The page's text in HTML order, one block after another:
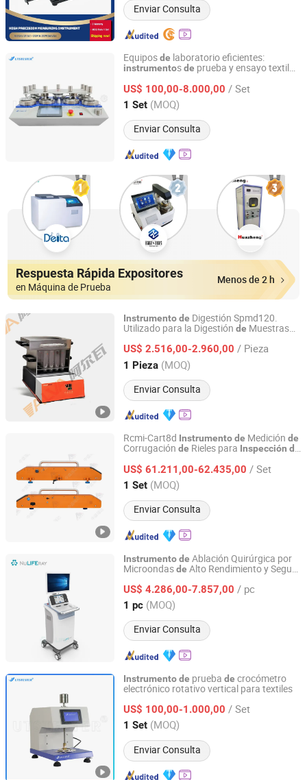
Enviar Consulta
Equiposde laboratorio eficientes:
instrumentosde prueba y ensayo textil
US$ 100,00-8.000,00 / Set
1 Set (MOQ)
Enviar Consulta
Uts International Co., Ltd
Fujian, China Desde 2024
Respuesta Rápida Expositores
en Máquina de Prueba
Menos de 2 h
Instrumentode Digestión Spmd120.
Utilizado para la Digestión de Muestras
etc., por InstitucionesdeInspección
Calidad
US$ 2.516,00-2.960,00 / Pieza
1 Pieza (MOQ)
Enviar Consulta
Jinan Alva Instrument Co., Ltd.
Shandong, China Desde 2024
Rcmi-Cart8d Instrumentode Medición de
Corrugación de Rieles para Inspección de
US$ 61.211,00-62.435,00 / Set
1 Set (MOQ)
Enviar Consulta
Zhong Yi Hui Cheng (Beijing) Technology Co., Ltd.
Beijing, China Desde 2026
Instrumentode Ablación Quirúrgica por
Microondasde Alto Rendimiento y Seguro
US$ 4.286,00-7.857,00 / pc
1 pc (MOQ)
Enviar Consulta
Nanjing Nuoyuan Medical Devices Co., Ltd.
Jiangsu, China Desde 2025
Instrumentode prueba de crocómetro
electrónico rotativo vertical para textiles
US$ 100,00-1.000,00 / Set
1 Set (MOQ)
Enviar Consulta
Uts International Co., Ltd
Fujian, China Desde 2024